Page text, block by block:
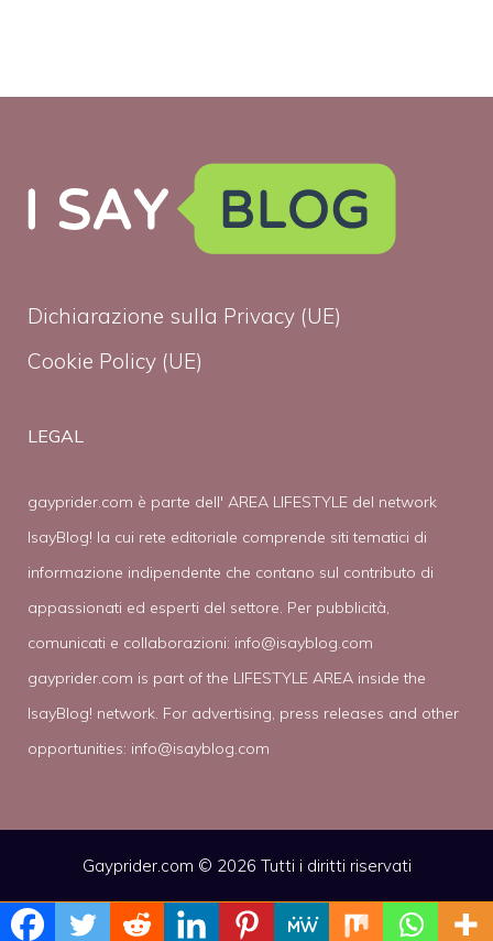
Dichiarazione sulla Privacy (UE)
Cookie Policy (UE)
LEGAL
gayprider.com è parte dell' AREA LIFESTYLE del network
IsayBlog! la cui rete editoriale comprende siti tematici di
informazione indipendente che contano sul contributo di
appassionati ed esperti del settore. Per pubblicità,
comunicati e collaborazioni: info@isayblog.com
gayprider.com is part of the LIFESTYLE AREA inside the
IsayBlog! network. For advertising, press releases and other
opportunities: info@isayblog.com
Gayprider.com © 2026 Tutti i diritti riservati